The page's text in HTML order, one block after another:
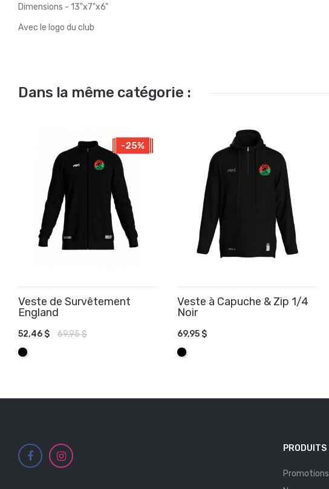
Dimensions - 13"x7"x6"
Avec le logo du club
Dans la même catégorie :
-25%
Veste de Survêtement
England
52,46 $
69,95 $
Noir
Veste à Capuche & Zip 1/4
Noir
69,95 $
Noir
PRODUITS
Promotions